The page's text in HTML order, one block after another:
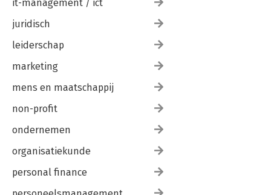
it-management / ict
juridisch
leiderschap
marketing
mens en maatschappij
non-profit
ondernemen
organisatiekunde
personal finance